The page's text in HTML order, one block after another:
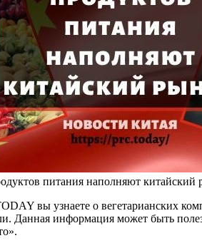
питания наполняют китайский
вы узнаете о вегетарианских
Данная информация может быть